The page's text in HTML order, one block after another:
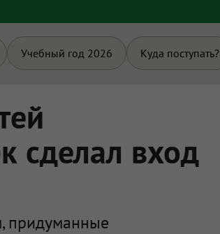
Учебный год 2026 Куда поступать?
сделал вход
придуманные